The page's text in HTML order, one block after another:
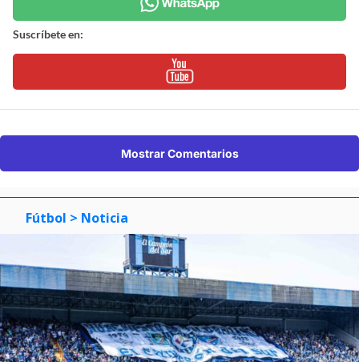
Suscríbete en:
Mostrar Comentarios
Fútbol > Noticia